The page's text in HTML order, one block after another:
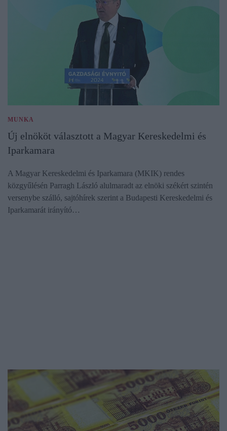
MUNKA
Új elnököt választott a Magyar Kereskedelmi és
Iparkamara
A Magyar Kereskedelmi és Iparkamara (MKIK) rendes
közgyűlésén Parragh László alulmaradt az elnöki székért szintén
versenybe szálló, sajtóhírek szerint a Budapesti Kereskedelmi és
Iparkamarát irányító…